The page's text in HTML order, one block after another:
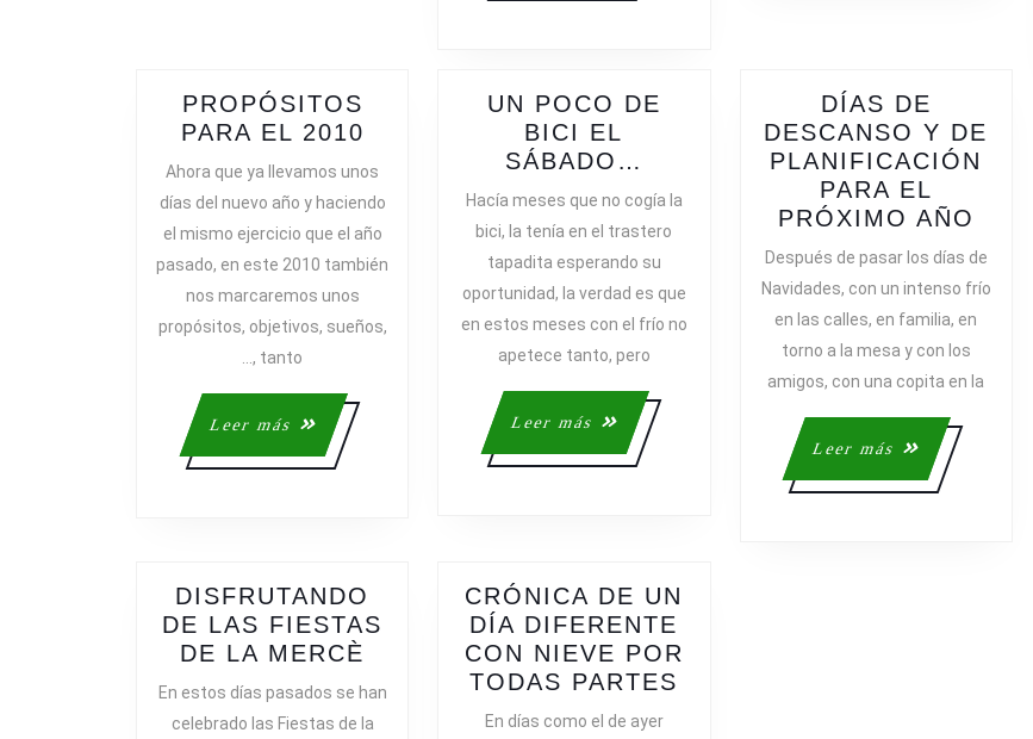
PROPÓSITOS
PARA EL 2010 PROPÓSITOS
2010
Ahora que ya llevamos unos
días del nuevo año y haciendo
el mismo ejercicio que el año
pasado, en este 2010 también
nos marcaremos unos
propósitos, objetivos, sueños,
…, tanto
Leer más
Leer
más
UN POCO DE
BICI EL
SÁBADO…
POCO
DE
BICI
EL
SÁBADO…
Hacía meses que no cogía la
bici, la tenía en el trastero
tapadita esperando su
oportunidad, la verdad es que
en estos meses con el frío no
apetece tanto, pero
Leer más
Leer
más
DÍAS DE
DESCANSO Y DE
PLANIFICACIÓN
PARA EL
PRÓXIMO AÑO
DE
Y
DE
PARA
Después de pasar los días de
Navidades, con un intenso frío
en las calles, en familia, en
torno a la mesa y con los
amigos, con una copita en la
Leer más
Leer
más
DISFRUTANDO
DE LAS FIESTAS
DE LA MERCÈ DISFRUTANDO
En estos días pasados se han
celebrado las Fiestas de la
CRÓNICA DE UN
DÍA DIFERENTE
CON NIEVE POR
TODAS PARTES
En días como el de ayer